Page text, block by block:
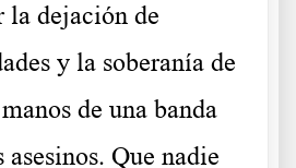
la dejación de
y la soberanía de
de una banda
asesinos. Que nadie